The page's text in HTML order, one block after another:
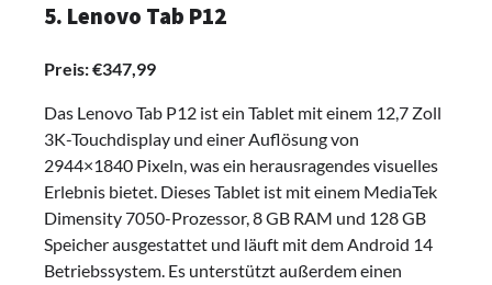
5. Lenovo Tab P12
Preis: €347,99
Das Lenovo Tab P12 ist ein Tablet mit einem 12,7 Zoll
3K-Touchdisplay und einer Auflösung von
2944×1840 Pixeln, was ein herausragendes visuelles
Erlebnis bietet. Dieses Tablet ist mit einem MediaTek
Dimensity 7050-Prozessor, 8 GB RAM und 128 GB
Speicher ausgestattet und läuft mit dem Android 14
Betriebssystem. Es unterstützt außerdem einen